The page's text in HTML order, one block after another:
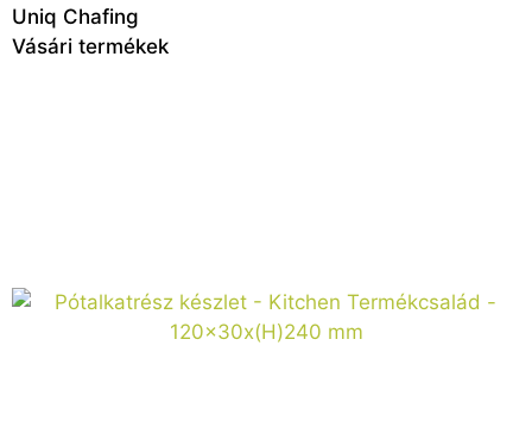
Uniq Chafing
Vásári termékek